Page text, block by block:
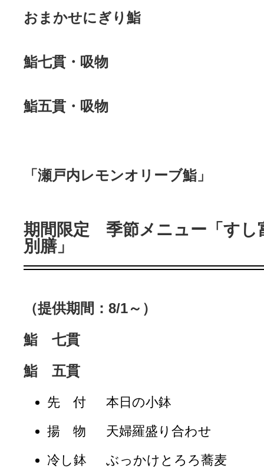
おまかせにぎり鮨
鮨七貫・吸物
鮨五貫・吸物
「瀬戸内レモンオリーブ鮨」
期間限定 季節メニュー「す
別膳」
（提供期間：8/1～）
鮨 七貫
鮨 五貫
先 付
本日の小鉢
揚 物
天婦羅盛り合わせ
冷し鉢
ぶっかけとろろ蕎麦